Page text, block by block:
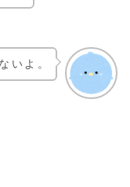
いよ。